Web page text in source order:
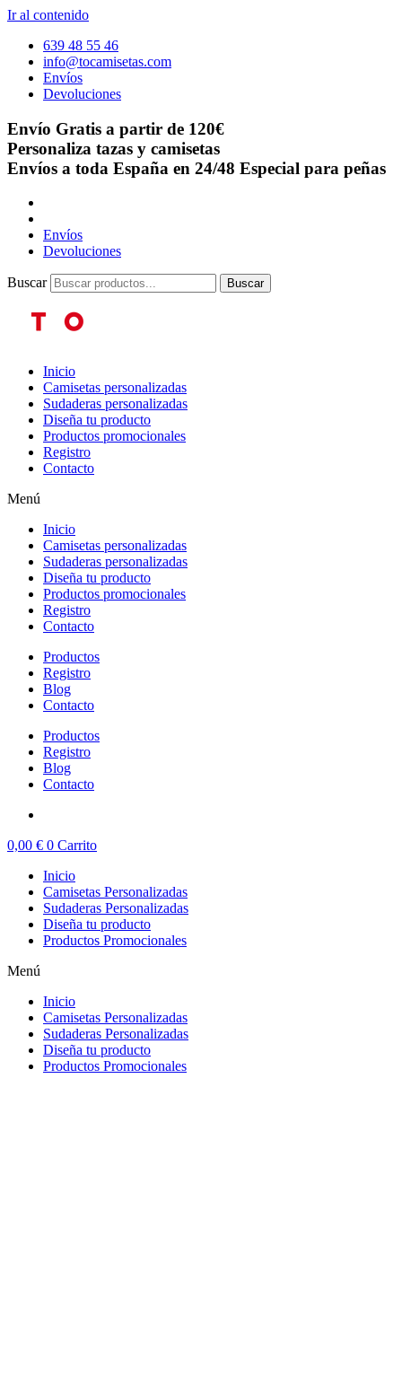
Ir al contenido
639 48 55 46
info@tocamisetas.com
Envíos
Devoluciones
Envío Gratis a partir de 120€
Personaliza tazas y camisetas
Envíos a toda España en 24/48 Especial para peñas
Envíos
Devoluciones
Buscar Buscar
Inicio
Camisetas personalizadas
Sudaderas personalizadas
Diseña tu producto
Productos promocionales
Registro
Contacto
Menú
Inicio
Camisetas personalizadas
Sudaderas personalizadas
Diseña tu producto
Productos promocionales
Registro
Contacto
Productos
Registro
Blog
Contacto
Productos
Registro
Blog
Contacto
0,00 € 0 Carrito
Inicio
Camisetas Personalizadas
Sudaderas Personalizadas
Diseña tu producto
Productos Promocionales
Menú
Inicio
Camisetas Personalizadas
Sudaderas Personalizadas
Diseña tu producto
Productos Promocionales